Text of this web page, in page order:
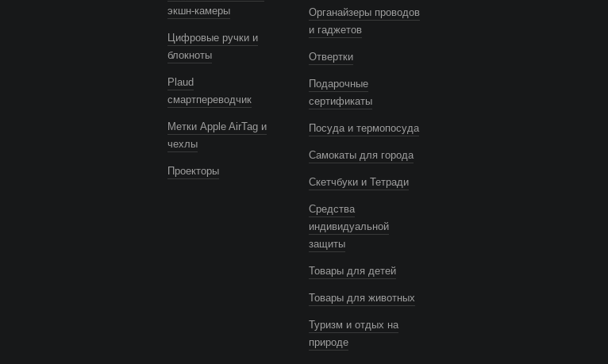
экшн-камеры
Цифровые ручки и
блокноты
Plaud
смартпереводчик
Метки Apple AirTag и
чехлы
Проекторы
Органайзеры проводов
и гаджетов
Отвертки
Подарочные
сертификаты
Посуда и термопосуда
Самокаты для города
Скетчбуки и Тетради
Средства
индивидуальной
защиты
Товары для детей
Товары для животных
Туризм и отдых на
природе